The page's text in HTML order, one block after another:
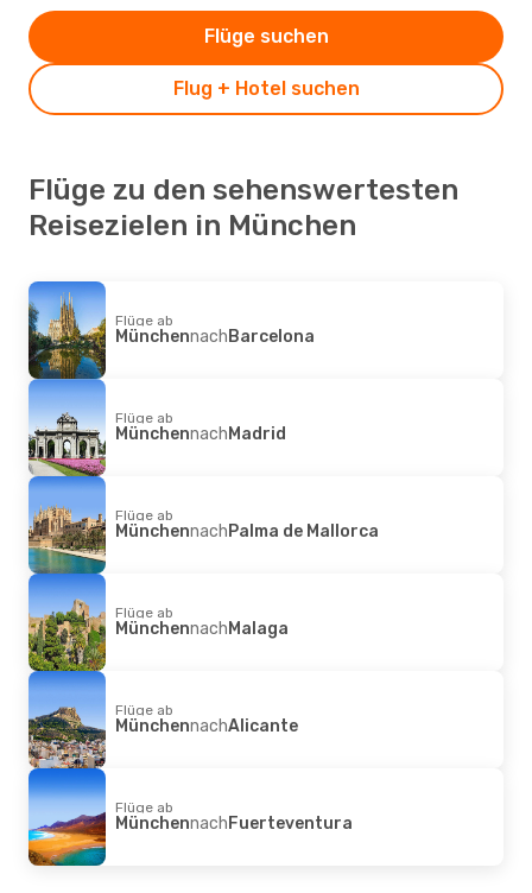
Flug + Hotel suchen
Flüge suchen
Flüge zu den sehenswertesten
Reisezielen in München
Flüge ab
MünchennachBarcelona
Flüge ab
MünchennachMadrid
Flüge ab
MünchennachPalma de Mallorca
Flüge ab
MünchennachMalaga
Flüge ab
MünchennachAlicante
Flüge ab
MünchennachFuerteventura